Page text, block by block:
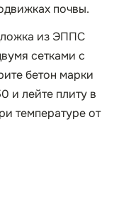
почвы.
из ЭППС
сетками с
бетон марки
и лейте плиту в
температуре от